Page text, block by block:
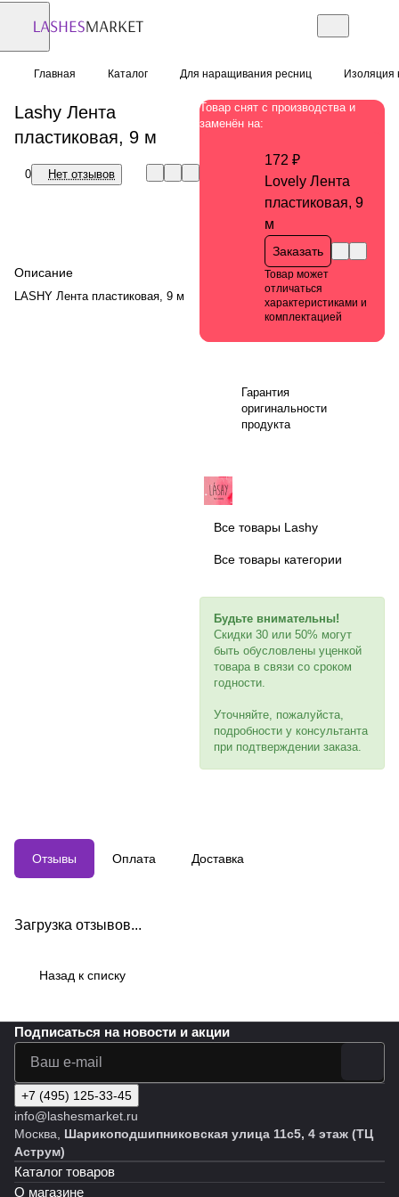
Главная Каталог Для наращивания ресниц Изоляция
Lashy Лента
пластиковая, 9 м
0 Нет отзывов
Описание
LASHY Лента пластиковая, 9 м
Товар снят с производства и
заменён на:
172 ₽
Lovely Лента
пластиковая, 9
м
Заказать
Товар может
отличаться
характеристиками и
комплектацией
Гарантия
оригинальности
продукта
Все товары Lashy
Все товары категории
Будьте внимательны!
Скидки 30 или 50% могут
быть обусловлены уценкой
товара в связи со сроком
годности.
Уточняйте, пожалуйста,
подробности у консультанта
при подтверждении заказа.
Отзывы Оплата Доставка
Загрузка отзывов...
Назад к списку
Подписаться на новости и акции
+7 (495) 125-33-45
info@lashesmarket.ru
Москва, Шарикоподшипниковская улица 11с5, 4 этаж (ТЦ
Аструм)
Каталог товаров
О магазине